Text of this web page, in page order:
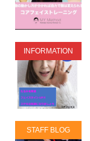
INFORMATION
STAFF BLOG